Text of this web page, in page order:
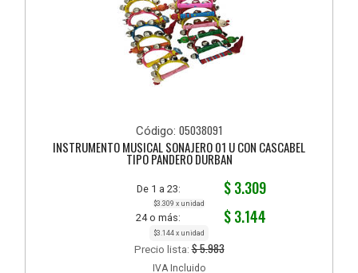
Código: 05038091
INSTRUMENTO MUSICAL SONAJERO 01 U CON CASCABEL
TIPO PANDERO DURBAN
De 1 a 23: $ 3.309
$3.309 x unidad
24 o más: $ 3.144
$3.144 x unidad
Precio lista:$ 5.983
IVA Incluido